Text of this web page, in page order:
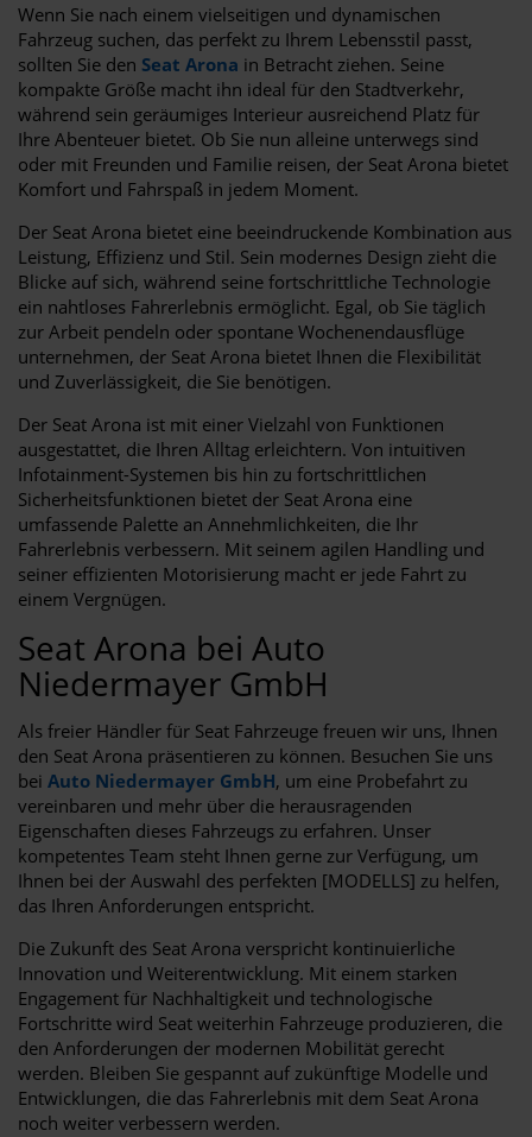
Wenn Sie nach einem vielseitigen und dynamischen
Fahrzeug suchen, das perfekt zu Ihrem Lebensstil passt,
sollten Sie den Seat Arona in Betracht ziehen. Seine
kompakte Größe macht ihn ideal für den Stadtverkehr,
während sein geräumiges Interieur ausreichend Platz für
Ihre Abenteuer bietet. Ob Sie nun alleine unterwegs sind
oder mit Freunden und Familie reisen, der Seat Arona bietet
Komfort und Fahrspaß in jedem Moment.
Der Seat Arona bietet eine beeindruckende Kombination aus
Leistung, Effizienz und Stil. Sein modernes Design zieht die
Blicke auf sich, während seine fortschrittliche Technologie
ein nahtloses Fahrerlebnis ermöglicht. Egal, ob Sie täglich
zur Arbeit pendeln oder spontane Wochenendausflüge
unternehmen, der Seat Arona bietet Ihnen die Flexibilität
und Zuverlässigkeit, die Sie benötigen.
Der Seat Arona ist mit einer Vielzahl von Funktionen
ausgestattet, die Ihren Alltag erleichtern. Von intuitiven
Infotainment-Systemen bis hin zu fortschrittlichen
Sicherheitsfunktionen bietet der Seat Arona eine
umfassende Palette an Annehmlichkeiten, die Ihr
Fahrerlebnis verbessern. Mit seinem agilen Handling und
seiner effizienten Motorisierung macht er jede Fahrt zu
einem Vergnügen.
Seat Arona bei Auto
Niedermayer GmbH
Als freier Händler für Seat Fahrzeuge freuen wir uns, Ihnen
den Seat Arona präsentieren zu können. Besuchen Sie uns
bei Auto Niedermayer GmbH, um eine Probefahrt zu
vereinbaren und mehr über die herausragenden
Eigenschaften dieses Fahrzeugs zu erfahren. Unser
kompetentes Team steht Ihnen gerne zur Verfügung, um
Ihnen bei der Auswahl des perfekten [MODELLS] zu helfen,
das Ihren Anforderungen entspricht.
Die Zukunft des Seat Arona verspricht kontinuierliche
Innovation und Weiterentwicklung. Mit einem starken
Engagement für Nachhaltigkeit und technologische
Fortschritte wird Seat weiterhin Fahrzeuge produzieren, die
den Anforderungen der modernen Mobilität gerecht
werden. Bleiben Sie gespannt auf zukünftige Modelle und
Entwicklungen, die das Fahrerlebnis mit dem Seat Arona
noch weiter verbessern werden.